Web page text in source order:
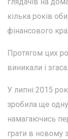
кілька років
фінансового
Протягом цих
виникали і
У липні 2015
зробила ще одну
намагаючись
грати в новому